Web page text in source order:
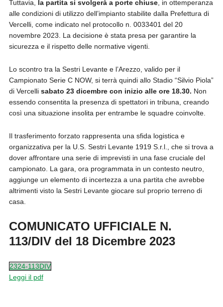
Tuttavia, la partita si svolgerà a porte chiuse, in ottemperanza
alle condizioni di utilizzo dell’impianto stabilite dalla Prefettura di
Vercelli, come indicato nel protocollo n. 0033401 del 20
novembre 2023. La decisione è stata presa per garantire la
sicurezza e il rispetto delle normative vigenti.
Lo scontro tra la Sestri Levante e l’Arezzo, valido per il
Campionato Serie C NOW, si terrà quindi allo Stadio “Silvio Piola”
di Vercelli sabato 23 dicembre con inizio alle ore 18.30. Non
essendo consentita la presenza di spettatori in tribuna, creando
così una situazione insolita per entrambe le squadre coinvolte.
Il trasferimento forzato rappresenta una sfida logistica e
organizzativa per la U.S. Sestri Levante 1919 S.r.l., che si trova a
dover affrontare una serie di imprevisti in una fase cruciale del
campionato. La gara, ora programmata in un contesto neutro,
aggiunge un elemento di incertezza a una partita che avrebbe
altrimenti visto la Sestri Levante giocare sul proprio terreno di
casa.
COMUNICATO UFFICIALE N.
113/DIV del 18 Dicembre 2023
2324-113DIV
Leggi il pdf